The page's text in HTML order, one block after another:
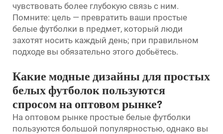
чувствовать более глубокую связь с ним.
Помните: цель — превратить ваши простые
белые футболки в предмет, который люди
захотят носить каждый день; при правильном
подходе вы обязательно этого добьётесь.
Какие модные дизайны для простых
белых футболок пользуются
спросом на оптовом рынке?
На оптовом рынке простые белые футболки
пользуются большой популярностью, однако вы